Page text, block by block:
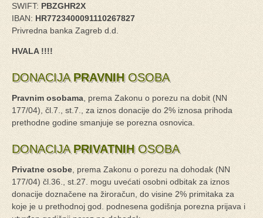
SWIFT: PBZGHR2X
IBAN: HR7723400091110267827
Privredna banka Zagreb d.d.
HVALA !!!!
DONACIJA PRAVNIH OSOBA
Pravnim osobama , prema Zakonu o porezu na dobit (NN
177/04), čl.7., st.7., za iznos donacije do 2% iznosa prihoda
prethodne godine smanjuje se porezna osnovica.
DONACIJA PRIVATNIH OSOBA
Privatne osobe , prema Zakonu o porezu na dohodak (NN
177/04) čl.36., st.27. mogu uvećati osobni odbitak za iznos
donacije doznačene na žiroračun, do visine 2% primitaka za
koje je u prethodnoj god. podnesena godišnja porezna prijava i